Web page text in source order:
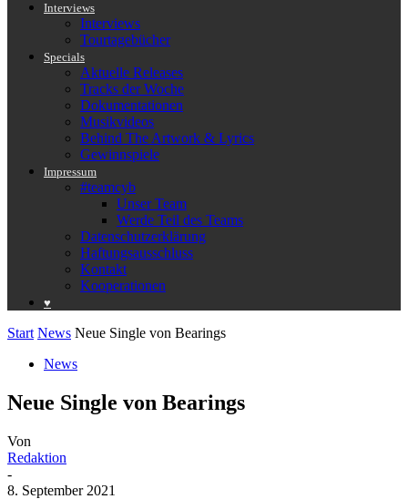
Interviews
Interviews
Tourtagebücher
Specials
Aktuelle Releases
Tracks der Woche
Dokumentationen
Musikvideos
Behind The Artwork & Lyrics
Gewinnspiele
Impressum
#teamcyb
Unser Team
Werde Teil des Teams
Datenschutzerklärung
Haftungsausschluss
Kontakt
Kooperationen
♥️
Start News Neue Single von Bearings
News
Neue Single von Bearings
Von
Redaktion
-
8. September 2021